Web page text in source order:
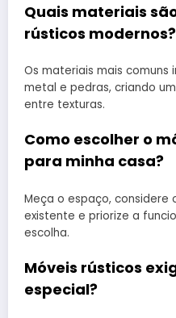
Quais materiais
rústicos modernos?
Os materiais mais comuns
metal e pedras, criando
entre texturas.
Como escolher o
para minha casa?
Meça o espaço, considere
existente e priorize a
escolha.
Móveis rústicos
especial?